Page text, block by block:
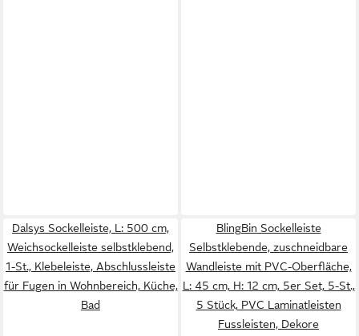
Dalsys Sockelleiste, L: 500 cm,
Weichsockelleiste selbstklebend,
1-St., Klebeleiste, Abschlussleiste
für Fugen in Wohnbereich, Küche,
Bad
BlingBin Sockelleiste
Selbstklebende, zuschneidbare
Wandleiste mit PVC-Oberfläche,
L: 45 cm, H: 12 cm, 5er Set, 5-St.,
5 Stück, PVC Laminatleisten
Fussleisten, Dekore